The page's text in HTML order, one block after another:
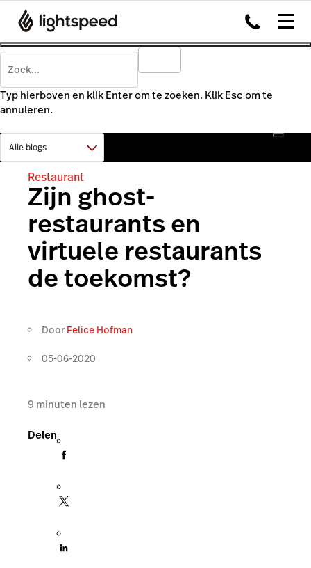
Typ hierboven en klik Enter om te zoeken. Klik Esc om te
annuleren.
Restaurant
Zijn ghost-
restaurants en
virtuele restaurants
de toekomst?
Door Felice Hofman
05-06-2020
9 minuten lezen
Delen